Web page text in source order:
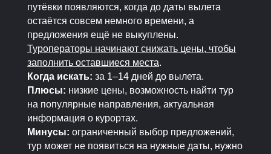
путёвки появляются, когда до даты вылета
остаётся совсем немного времени, а
предложения ещё не выкуплены.
Туроператоры начинают снижать цены, чтобы
заполнить оставшиеся места.
Когда искать: за 1–14 дней до вылета.
Плюсы: низкие цены, возможность найти тур
на популярные направления, актуальная
информация о курортах.
Минусы: ограниченный выбор предложений,
тур может не появиться на нужные даты, нужно